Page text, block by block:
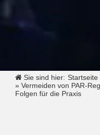
Sie sind hier: Startseite
» Vermeiden von PAR-
Folgen für die Praxis